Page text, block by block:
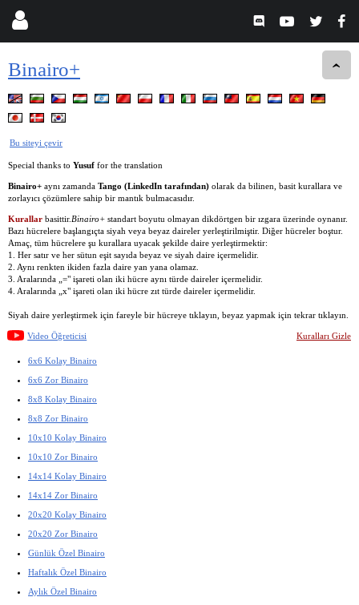
Binairo+
Bu siteyi çevir
Special thanks to Yusuf for the translation
Binairo+ aynı zamanda Tango (LinkedIn tarafından) olarak da bilinen, basit kurallara ve
zorlayıcı çözümlere sahip bir mantık bulmacasıdır.
Kurallar basittir. Binairo+ standart boyutu olmayan dikdörtgen bir ızgara üzerinde oynanır.
Bazı hücrelere başlangıçta siyah veya beyaz daireler yerleştirilmiştir. Diğer hücreler boştur.
Amaç, tüm hücrelere şu kurallara uyacak şekilde daire yerleştirmektir:
1. Her satır ve her sütun eşit sayıda beyaz ve siyah daire içermelidir.
2. Aynı renkten ikiden fazla daire yan yana olamaz.
3. Aralarında „=" işareti olan iki hücre aynı türde daireler içermelidir.
4. Aralarında „x" işareti olan iki hücre zıt türde daireler içermelidir.
Siyah daire yerleştirmek için fareyle bir hücreye tıklayın, beyaz yapmak için tekrar tıklayın.
Video Öğreticisi Kuralları Gizle
6x6 Kolay Binairo
6x6 Zor Binairo
8x8 Kolay Binairo
8x8 Zor Binairo
10x10 Kolay Binairo
10x10 Zor Binairo
14x14 Kolay Binairo
14x14 Zor Binairo
20x20 Kolay Binairo
20x20 Zor Binairo
Günlük Özel Binairo
Haftalık Özel Binairo
Aylık Özel Binairo